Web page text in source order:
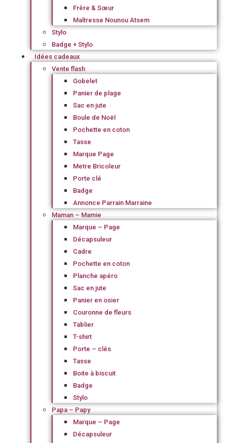
Frère & Sœur
Maîtresse Nounou Atsem
Stylo
Badge + Stylo
Idées cadeaux
Vente flash
Gobelet
Panier de plage
Sac en jute
Boule de Noël
Pochette en coton
Tasse
Marque Page
Metre Bricoleur
Porte clé
Badge
Annonce Parrain Marraine
Maman – Mamie
Marque – Page
Décapsuleur
Cadre
Pochette en coton
Planche apéro
Sac en jute
Panier en osier
Couronne de fleurs
Tablier
T-shirt
Porte – clés
Tasse
Boite à biscuit
Badge
Stylo
Papa – Papy
Marque – Page
Décapsuleur